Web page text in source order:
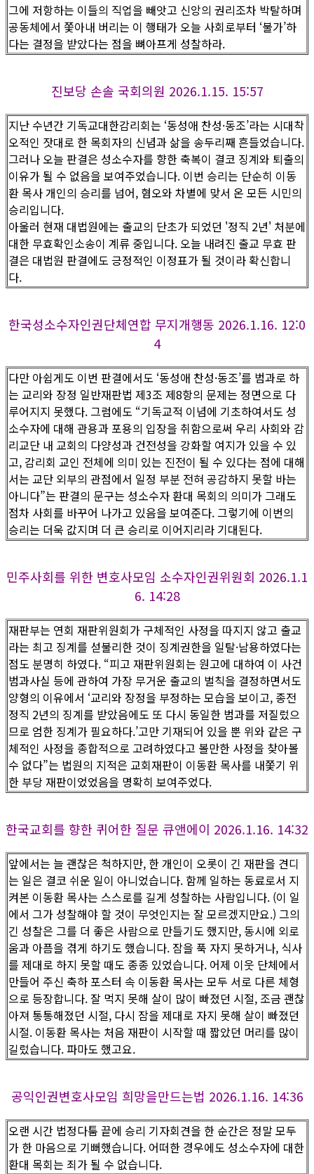
그에 저항하는 이들의 직업을 빼앗고 신앙의 권리조차 박탈하며
공동체에서 쫓아내 버리는 이 행태가 오늘 사회로부터 ‘불가’하
다는 결정을 받았다는 점을 뼈아프게 성찰하라.
진보당 손솔 국회의원 2026.1.15. 15:57
지난 수년간 기독교대한감리회는 ‘동성애 찬성·동조’라는 시대착
오적인 잣대로 한 목회자의 신념과 삶을 송두리째 흔들었습니다.
그러나 오늘 판결은 성소수자를 향한 축복이 결코 징계와 퇴출의
이유가 될 수 없음을 보여주었습니다. 이번 승리는 단순히 이동
환 목사 개인의 승리를 넘어, 혐오와 차별에 맞서 온 모든 시민의
승리입니다.
아울러 현재 대법원에는 출교의 단초가 되었던 '정직 2년' 처분에
대한 무효확인소송이 계류 중입니다. 오늘 내려진 출교 무효 판
결은 대법원 판결에도 긍정적인 이정표가 될 것이라 확신합니
다.
한국성소수자인권단체연합 무지개행동 2026.1.16. 12:0
4
다만 아쉽게도 이번 판결에서도 ‘동성애 찬성·동조’를 범과로 하
는 교리와 장정 일반재판법 제3조 제8항의 문제는 정면으로 다
루어지지 못했다. 그럼에도 “기독교적 이념에 기초하여서도 성
소수자에 대해 관용과 포용의 입장을 취함으로써 우리 사회와 감
리교단 내 교회의 다양성과 건전성을 강화할 여지가 있을 수 있
고, 감리회 교인 전체에 의미 있는 진전이 될 수 있다는 점에 대해
서는 교단 외부의 관점에서 일정 부분 전혀 공감하지 못할 바는
아니다”는 판결의 문구는 성소수자 환대 목회의 의미가 그래도
점차 사회를 바꾸어 나가고 있음을 보여준다. 그렇기에 이번의
승리는 더욱 값지며 더 큰 승리로 이어지리라 기대된다.
민주사회를 위한 변호사모임 소수자인권위원회 2026.1.1
6. 14:28
재판부는 연회 재판위원회가 구체적인 사정을 따지지 않고 출교
라는 최고 징계를 섣불리한 것이 징계권한을 일탈·남용하였다는
점도 분명히 하였다. “피고 재판위원회는 원고에 대하여 이 사건
범과사실 등에 관하여 가장 무거운 출교의 벌칙을 결정하면서도
양형의 이유에서 ‘교리와 장정을 부정하는 모습을 보이고, 종전
정직 2년의 징계를 받았음에도 또 다시 동일한 범과를 저질렀으
므로 엄한 징계가 필요하다.’고만 기재되어 있을 뿐 위와 같은 구
체적인 사정을 종합적으로 고려하였다고 볼만한 사정을 찾아볼
수 없다”는 법원의 지적은 교회재판이 이동환 목사를 내쫓기 위
한 부당 재판이었었음을 명확히 보여주었다.
한국교회를 향한 퀴어한 질문 큐앤에이 2026.1.16. 14:32
앞에서는 늘 괜찮은 척하지만, 한 개인이 오롯이 긴 재판을 견디
는 일은 결코 쉬운 일이 아니었습니다. 함께 일하는 동료로서 지
켜본 이동환 목사는 스스로를 길게 성찰하는 사람입니다. (이 일
에서 그가 성찰해야 할 것이 무엇인지는 잘 모르겠지만요.) 그의
긴 성찰은 그를 더 좋은 사람으로 만들기도 했지만, 동시에 외로
움과 아픔을 겪게 하기도 했습니다. 잠을 푹 자지 못하거나, 식사
를 제대로 하지 못할 때도 종종 있었습니다. 어제 이웃 단체에서
만들어 주신 축하 포스터 속 이동환 목사는 모두 서로 다른 체형
으로 등장합니다. 잘 먹지 못해 살이 많이 빠졌던 시절, 조금 괜찮
아져 통통해졌던 시절, 다시 잠을 제대로 자지 못해 살이 빠졌던
시절. 이동환 목사는 처음 재판이 시작할 때 짧았던 머리를 많이
길렀습니다. 파마도 했고요.
공익인권변호사모임 희망을만드는법 2026.1.16. 14:36
오랜 시간 법정다툼 끝에 승리 기자회견을 한 순간은 정말 모두
가 한 마음으로 기뻐했습니다. 어떠한 경우에도 성소수자에 대한
환대 목회는 죄가 될 수 없습니다.